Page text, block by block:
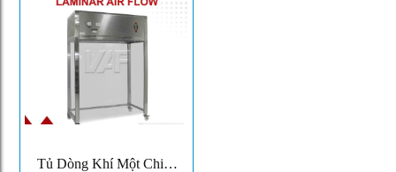
Tủ Dòng Khí Một Chiều